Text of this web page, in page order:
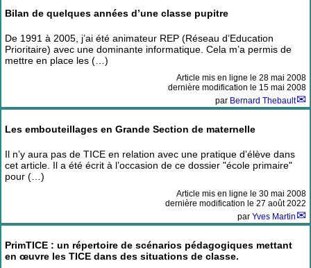
Bilan de quelques années d’une classe pupitre
De 1991 à 2005, j’ai été animateur REP (Réseau d’Education
Prioritaire) avec une dominante informatique. Cela m’a permis de
mettre en place les (…)
Article mis en ligne le 28 mai 2008
dernière modification le 15 mai 2008
par Bernard Thebault
Les embouteillages en Grande Section de maternelle
Il n’y aura pas de TICE en relation avec une pratique d’élève dans
cet article. Il a été écrit à l’occasion de ce dossier "école primaire"
pour (…)
Article mis en ligne le 30 mai 2008
dernière modification le 27 août 2022
par Yves Martin
PrimTICE : un répertoire de scénarios pédagogiques mettant
en œuvre les TICE dans des situations de classe.